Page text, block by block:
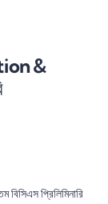
&
প্রিলিমিনারি